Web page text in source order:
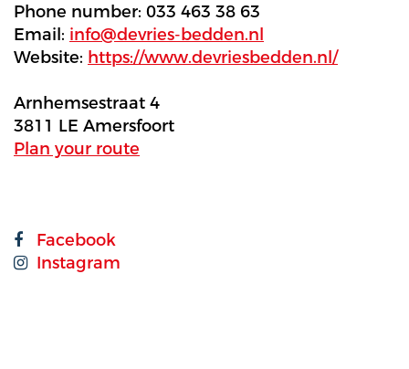
Phone number: 033 463 38 63
Email: info@devries-bedden.nl
Website: https://www.devriesbedden.nl/
Arnhemsestraat 4
3811 LE Amersfoort
Plan your route
Facebook
Instagram